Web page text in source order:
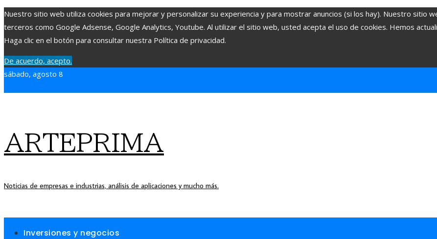
Nuestro sitio web utiliza cookies para mejorar y personalizar su experiencia y para mostrar anuncios (si los hay). Nuestro sitio
terceros como Google Adsense, Google Analytics, Youtube. Al utilizar el sitio web, usted acepta el uso de cookies. Hemos
Haga clic en el botón para consultar nuestra Política de privacidad.
De acuerdo, acepto.
sábado, agosto 8
ARTEPRIMA
Noticias de empresas e industrias, análisis de aplicaciones y mucho más.
Inversiones y negocios